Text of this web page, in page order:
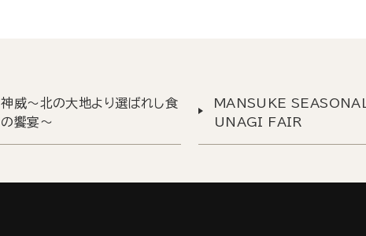
神威～北の大地より選ばれし食
の饗宴～
MANSUKE
UNAGI FAIR